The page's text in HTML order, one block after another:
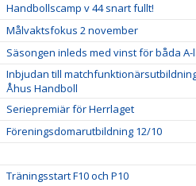
Handbollscamp v 44 snart fullt!
Målvaktsfokus 2 november
Säsongen inleds med vinst för båda A-
Inbjudan till
Åhus Handboll
Seriepremiär för Herrlaget
Föreningsdomarutbildning 12/10
Träningsstart F10 och P10